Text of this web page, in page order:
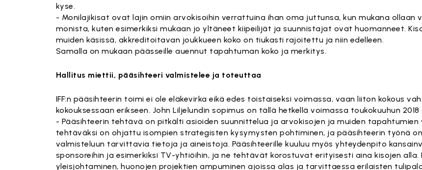
kyse.
- Monilajikisat ovat lajin omiin arvokisoihin verrattuina ihan oma juttunsa, kun mukana ollaan
monista, kuten esimerkiksi mukaan jo yltäneet kiipeilijät ja suunnistajat ovat huomanneet.
muiden käsissä, akkreditoitavan joukkueen koko on tiukasti rajoitettu ja niin edelleen.
Samalla on mukaan päässeille auennut tapahtuman koko ja merkitys.
Hallitus miettii, pääsihteeri valmistelee ja toteuttaa
IFF:n pääsihteerin toimi ei ole eläkevirka eikä edes toistaiseksi voimassa, vaan liiton kokous
kokouksessaan erikseen. John Liljelundin sopimus on tällä hetkellä voimassa toukokuuhun 2018
- Pääsihteerin tehtävä on pitkälti asioiden suunnittelua ja arvokisojen ja muiden tapahtumien
tehtäväksi on ohjattu isompien strategisten kysymysten pohtiminen, ja pääsihteerin työnä
valmisteluun tarvittavia tietoja ja aineistoja. Pääsihteerille kuuluu myös yhteydenpito
sponsoreihin ja esimerkiksi TV-yhtiöihin, ja ne tehtävät korostuvat erityisesti aina kisojen alla.
yleisjohtaminen, huonojen projektien ampuminen ajoissa alas ja tarvittaessa erilaisten